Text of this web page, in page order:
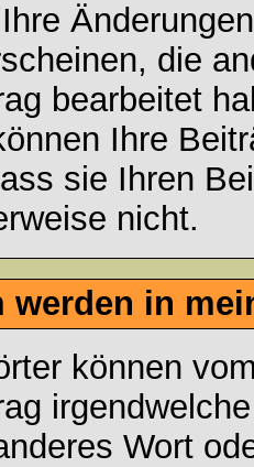
die
bearbeitet
Ihre
sie Ihren
nicht.
werden in
können
Wort